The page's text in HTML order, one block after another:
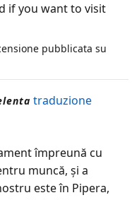
if you want to visit
pubblicata su
traduzione
împreună cu
muncă, și a
este în Pipera,